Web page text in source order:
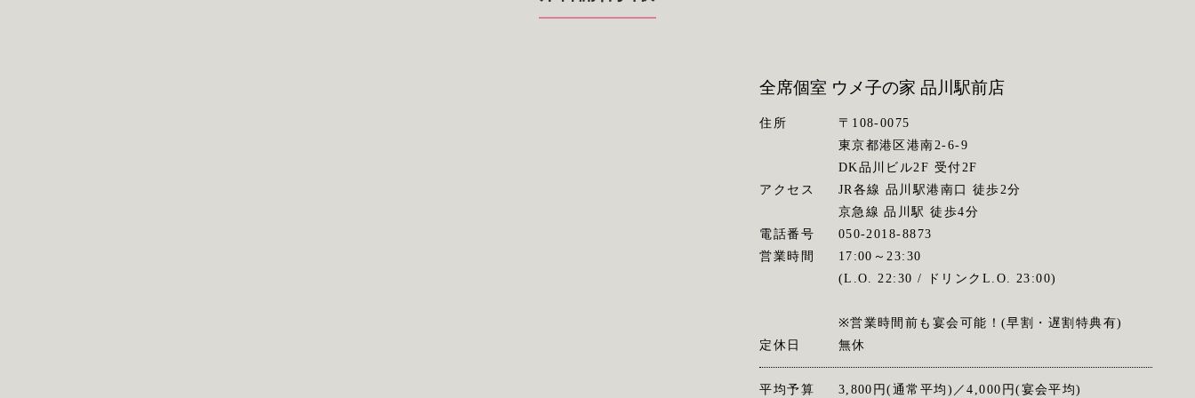
全席個室 ウメ子の家 品川駅前店
住所
〒108-0075
東京都港区港南2-6-9
DK品川ビル2F 受付2F
アクセス
JR各線 品川駅港南口 徒歩2分
京急線 品川駅 徒歩4分
電話番号
050-2018-8873
営業時間
17:00～23:30
(L.O. 22:30 / ドリンクL.O. 23:00)
※営業時間前も宴会可能！(早割・遅割特典有)
定休日
無休
平均予算 3,800円(通常平均)／4,000円(宴会平均)